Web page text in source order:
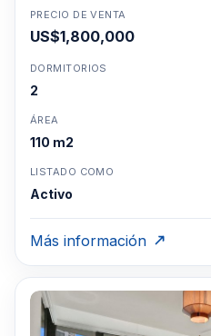
PRECIO DE VENTA
US$1,800,000
DORMITORIOS
2
ÁREA
110 m2
LISTADO COMO
Activo
Más información